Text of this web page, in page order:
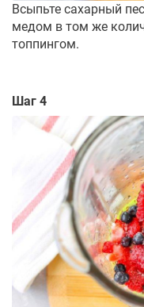
Всыпьте сахарный
медом в том же
топпингом.
Шаг 4